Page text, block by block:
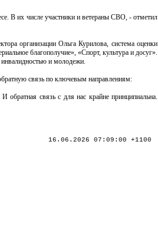
В их числе участники и ветераны СВО, - отметил
организации Ольга Курилова, система оценки
благополучие», «Спорт, культура и досуг».
и молодежи.
связь по ключевым направлениям:
связь с для нас крайне принципиальна.
16.06.2026 07:09:00 +1100